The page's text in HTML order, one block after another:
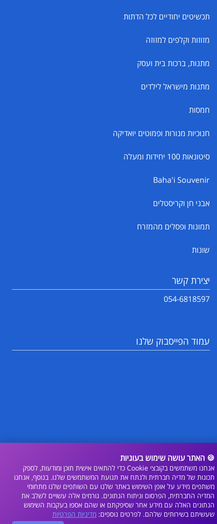
🍪 האתר עושה שימוש בעוגיות
אנחנו משתמשים בקובצי Cookie כדי להתאים אישית תוכן ומודעות, לספק
תכונות של מדיה חברתית ולנתח את תנועת המשתמשים שלנו. בנוסף, אנחנו
משתפים מידע על אופן השימוש באתר שלנו עם השותפים שלנו מתחומי
המדיה החברתית, הפרסום וניתוח הנתונים. גורמים אלה עשויים לשלב את
הנתונים האלה עם מידע אחר שסיפקתם או שהם אספו בעקבות השימוש
שעשיתם בשירותים שלהם. לפרטים נוספים: מדיניות הפרטיות
תכשיטים יחודיים לכל הדתות
מזוזות וקלפים למזוזה
מתנות, ברכות בית ועסק
מתנות מישראל לילדים
חמסות
חנוכיות מנורות ופמוטים יואדיקה
סיטונאות 100 יחידות ומעלה
Baha'i Souvenir
אבני חן וקריסטלים
תמונות ופסלים מהמזרח
שונות
יצירת קשר
054-6818597
עמוד הפייסבוק שלנו
© 2023 כל הזכויות שמורות. נבנה על ידי בניית אתרים|בניית חנות וירטואלית
|
Online store builder|credits